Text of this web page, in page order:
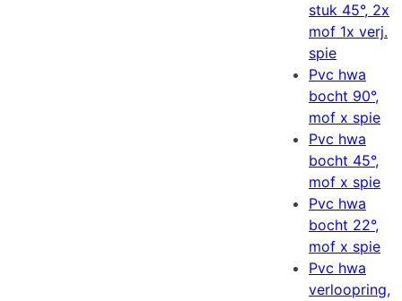
stuk 45°, 2x
mof 1x verj.
spie
Pvc hwa
bocht 90°,
mof x spie
Pvc hwa
bocht 45°,
mof x spie
Pvc hwa
bocht 22°,
mof x spie
Pvc hwa
verloopring,